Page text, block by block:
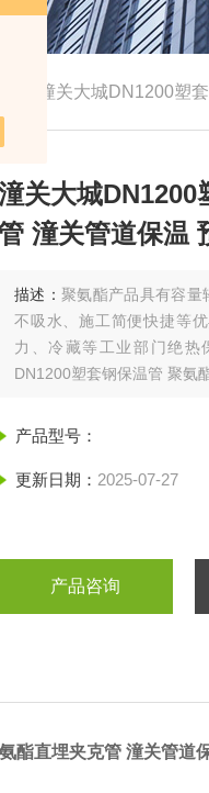
潼关大城DN1200塑套钢
关大城DN1200
潼关管道保温
描述：聚氨酯产品具有容量
不吸水、施工简便快捷等
力、冷藏等工业部门绝热
DN1200塑套钢保温管 聚氨
产品型号：
更新日期： 2025-07-27
产品咨询
酯直埋夹克管 潼关管道